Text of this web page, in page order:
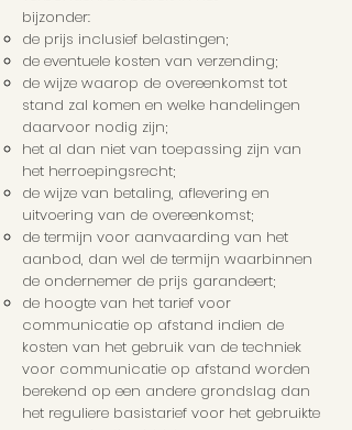
bijzonder:
de prijs inclusief belastingen;
de eventuele kosten van verzending;
de wijze waarop de overeenkomst tot
stand zal komen en welke handelingen
daarvoor nodig zijn;
het al dan niet van toepassing zijn van
het herroepingsrecht;
de wijze van betaling, aflevering en
uitvoering van de overeenkomst;
de termijn voor aanvaarding van het
aanbod, dan wel de termijn waarbinnen
de ondernemer de prijs garandeert;
de hoogte van het tarief voor
communicatie op afstand indien de
kosten van het gebruik van de techniek
voor communicatie op afstand worden
berekend op een andere grondslag dan
het reguliere basistarief voor het gebruikte